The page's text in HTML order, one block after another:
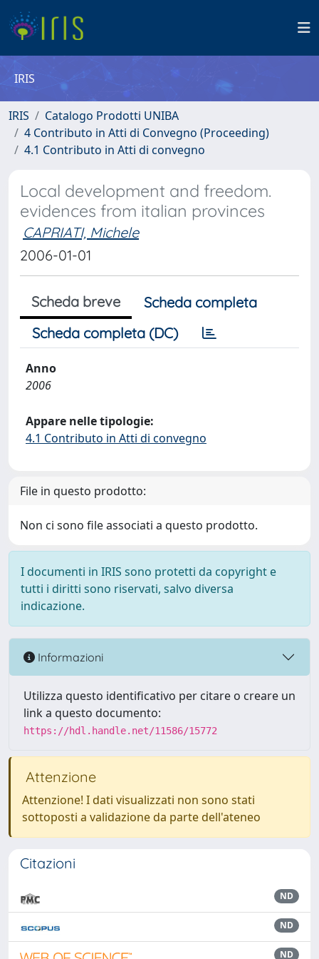
IRIS
IRIS
Catalogo Prodotti UNIBA
4 Contributo in Atti di Convegno (Proceeding)
4.1 Contributo in Atti di convegno
Local development and freedom.
evidences from italian provinces
CAPRIATI, Michele
2006-01-01
Scheda breve
Scheda completa
Scheda completa (DC)
Anno
2006
Appare nelle tipologie:
4.1 Contributo in Atti di convegno
File in questo prodotto:
Non ci sono file associati a questo prodotto.
I documenti in IRIS sono protetti da copyright e
tutti i diritti sono riservati, salvo diversa
indicazione.
Informazioni
Utilizza questo identificativo per citare o creare un
link a questo documento:
https://hdl.handle.net/11586/15772
Attenzione
Attenzione! I dati visualizzati non sono stati
sottoposti a validazione da parte dell'ateneo
Citazioni
ND
ND
ND